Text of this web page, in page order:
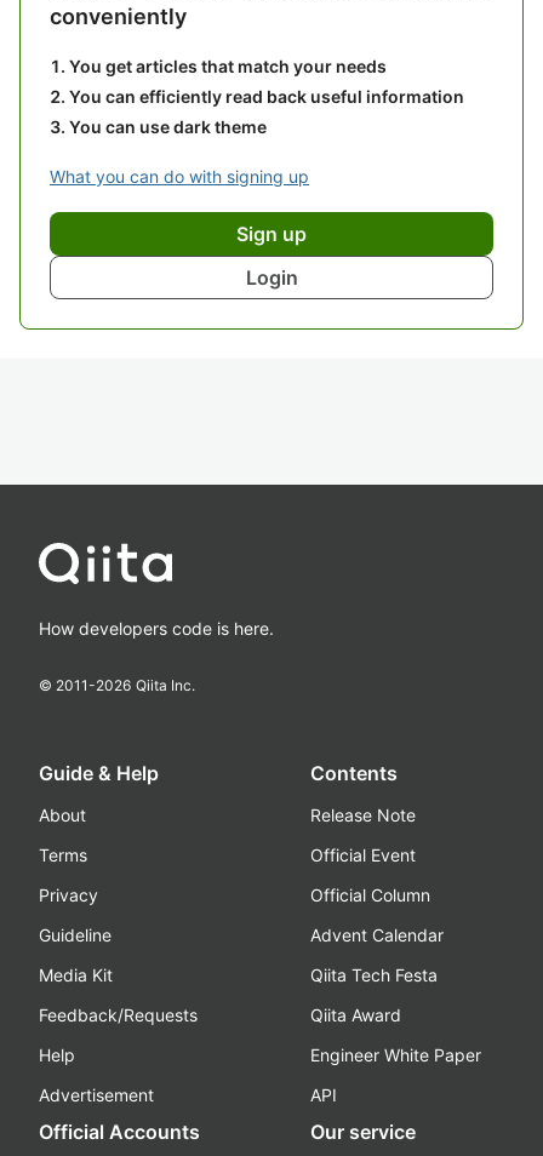
conveniently
You get articles that match your needs
You can efficiently read back useful information
You can use dark theme
What you can do with signing up
Sign up
Login
How developers code is here.
© 2011-2026 Qiita Inc.
Guide & Help
About
Terms
Privacy
Guideline
Media Kit
Feedback/Requests
Help
Advertisement
Contents
Release Note
Official Event
Official Column
Advent Calendar
Qiita Tech Festa
Qiita Award
Engineer White Paper
API
Official Accounts Our service